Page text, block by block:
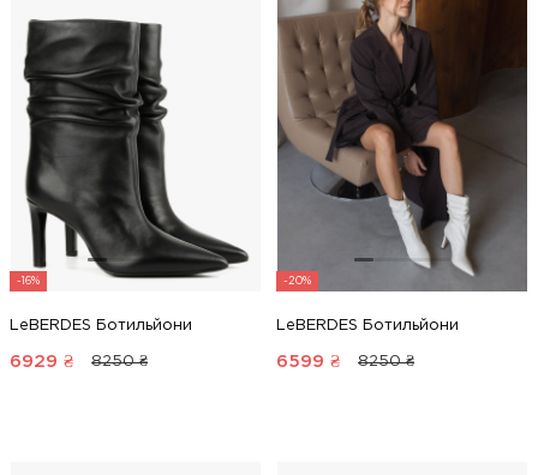
-16%
LeBERDES Ботильйони
6929 ₴ 8250 ₴
-20%
LeBERDES Ботильйони
6599 ₴ 8250 ₴